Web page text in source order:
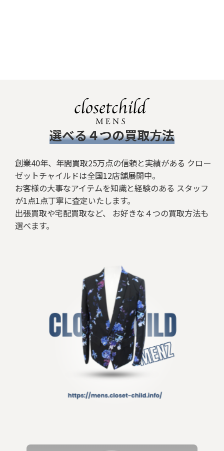
​選べる４つの買取方法
創業40年、年間買取25万点の信頼と実績がある クロー
ゼットチャイルドは全国12店舗展開中。
お客様の大事なアイテムを知識と経験のある スタッフ
が1点1点丁寧に査定いたします。
出張買取や宅配買取など、 お好きな４つの買取方法も
選べます。